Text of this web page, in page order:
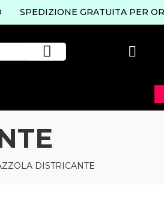
SPEDIZIONE GRATUITA PER
DISTRICANTE